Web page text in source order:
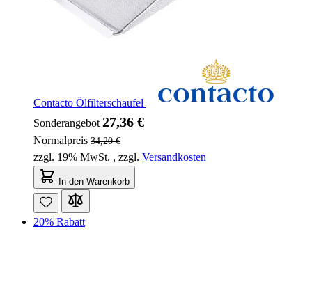
Contacto Ölfilterschaufel
Sonderangebot 27,36 €
Normalpreis 34,20 €
zzgl. 19% MwSt. , zzgl. Versandkosten
In den Warenkorb
20% Rabatt